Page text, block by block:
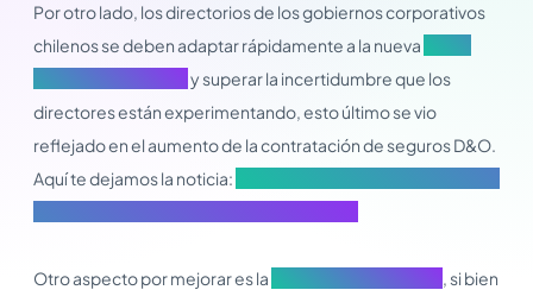
Por otro lado, los directorios de los gobiernos corporativos
chilenos se deben adaptar rápidamente a la nueva
y superar la incertidumbre que los
directores están experimentando, esto último se vio
reflejado en el aumento de la contratación de seguros D&O.
Aquí te dejamos la noticia:
Otro aspecto por mejorar es la
, si bien